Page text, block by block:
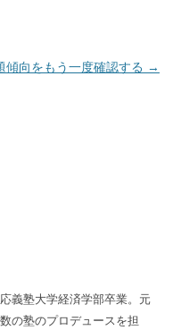
傾向をもう一度確認する →
義塾大学経済学部卒業。元
の塾のプロデュースを担